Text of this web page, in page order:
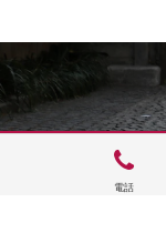
電話